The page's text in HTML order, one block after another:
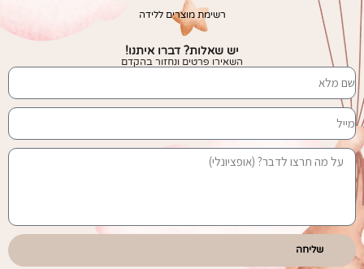
יש שאלות? דברו איתנו!
השאירו פרטים ונחזור בהקדם
שליחה
רשימת מוצרים ללידה